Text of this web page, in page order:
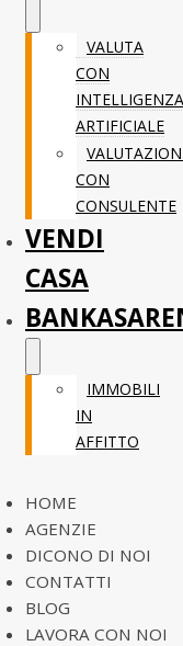
VALUTA
CON
INTELLIGENZA
ARTIFICIALE
CON
CONSULENTE
VENDI
CASA
IMMOBILI
IN
AFFITTO
HOME
AGENZIE
DICONO DI NOI
CONTATTI
BLOG
LAVORA CON NOI